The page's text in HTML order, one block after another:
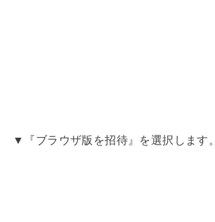
▼『ブラウザ版を招待』を選択します。